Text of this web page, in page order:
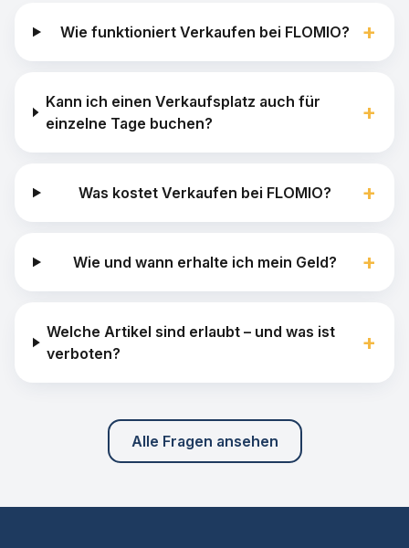
Wie funktioniert Verkaufen bei FLOMIO? +
Kann ich einen Verkaufsplatz auch für
einzelne Tage buchen?
+
Was kostet Verkaufen bei FLOMIO? +
Wie und wann erhalte ich mein Geld? +
Welche Artikel sind erlaubt – und was ist
verboten?
+
Alle Fragen ansehen